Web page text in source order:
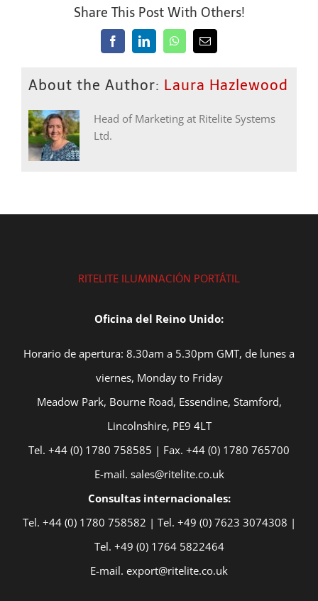
Share This Post With Others!
FacebookLinkedInWhatsApp
Email
About the Author: Laura Hazlewood
Head of Marketing at Ritelite Systems
Ltd.
RITELITE ILUMINACIÓN PORTÁTIL
Oficina del Reino Unido:
Horario de apertura: 8.30am a 5.30pm GMT, de lunes a
viernes, Monday to Friday
Meadow Park, Bourne Road, Essendine, Stamford,
Lincolnshire, PE9 4LT
Tel. +44 (0) 1780 758585 | Fax. +44 (0) 1780 765700
E-mail. sales@ritelite.co.uk
Consultas internacionales:
Tel. +44 (0) 1780 758582 | Tel. +49 (0) 7623 3074308 |
Tel. +49 (0) 1764 5822464
E-mail. export@ritelite.co.uk